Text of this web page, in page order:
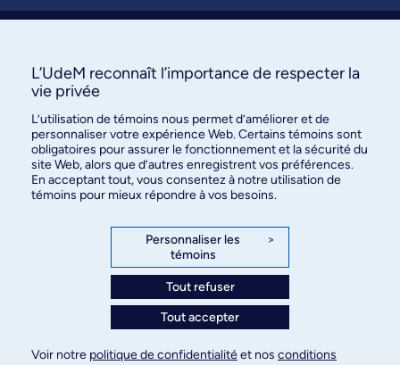
S’abonner
des relations publiques
3744, rue Jean-Brillant, bureau 490
Montréal (Québec) H3T 1P1
L’UdeM reconnaît l’importance de respecter la
vie privée
L’utilisation de témoins nous permet d’améliorer et de
personnaliser votre expérience Web. Certains témoins sont
obligatoires pour assurer le fonctionnement et la sécurité du
site Web, alors que d’autres enregistrent vos préférences.
En acceptant tout, vous consentez à notre utilisation de
témoins pour mieux répondre à vos besoins.
Personnaliser les
témoins
>
Tout refuser
Tout accepter
Voir notre politique de confidentialitéet nos conditions